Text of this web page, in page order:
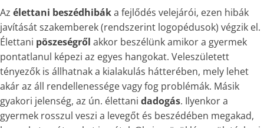
Az élettani beszédhibáka fejlődés velejárói, ezen hibák
javítását szakemberek (rendszerint logopédusok) végzik el.
Élettani pöszeségről akkor beszélünk amikor a gyermek
pontatlanul képezi az egyes hangokat. Veleszületett
tényezők is állhatnak a kialakulás hátterében, mely lehet
akár az áll rendellenessége vagy fog problémák. Másik
gyakori jelenség, az ún. élettani dadogás. Ilyenkor a
gyermek rosszul veszi a levegőt és beszédében megakad,